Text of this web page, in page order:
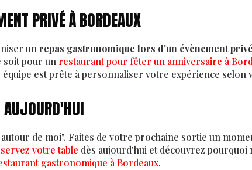
PRIVÉ À BORDEAUX
unrepas gastronomique lors d'un évènement privé
soit pour un restaurant pour fêter un anniversaire à
est prête à personnaliser votre expérience selon
AUJOURD'HUI
de moi". Faites de votre prochaine sortie un
votre table dès aujourd'hui et découvrez pourquoi
gastronomique à Bordeaux.